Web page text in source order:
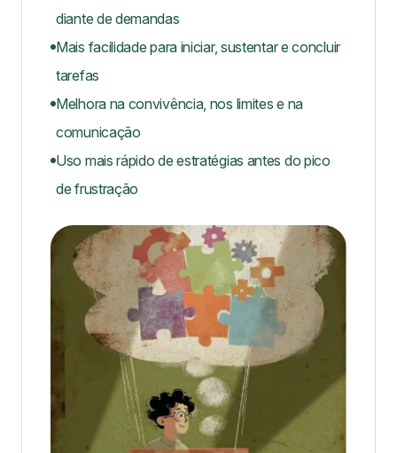
diante de demandas
Mais facilidade para iniciar, sustentar e concluir
tarefas
Melhora na convivência, nos limites e na
comunicação
Uso mais rápido de estratégias antes do pico
de frustração